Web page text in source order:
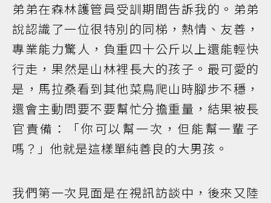
弟弟在森林護管員受訓期間告訴我的。弟弟
說認識了一位很特別的同梯，熱情、友善，
專業能力驚人，負重四十公斤以上還能輕快
行走，果然是山林裡長大的孩子。最可愛的
是，馬拉桑看到其他菜鳥爬山時腳步不穩，
還會主動問要不要幫忙分擔重量，結果被長
官責備：「你可以幫一次，但能幫一輩子
嗎？」他就是這樣單純善良的大男孩。
我們第一次見面是在視訊訪談中，後來又陸